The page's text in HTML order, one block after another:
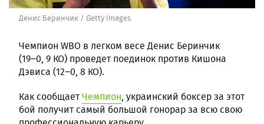
Денис Беринчик / Getty Images
Чемпион WBO в легком весе Денис Беринчик
(19−0, 9 КО) проведет поединок против Кишона
Дэвиса (12−0, 8 КО).
Как сообщаетЧемпион, украинский боксер за этот
бой получит самый большой гонорар за всю свою